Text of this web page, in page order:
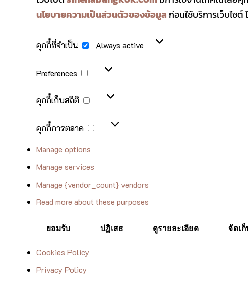
นโยบายความเป็นส่วนตัวของข้อมูลก่อนใช้บริการเว็บไซ
คุกกี้ที่จำเป็น
ที่
Always active
Preferences
Preferences
คุกกี้เก็บสถิติ
คุกกี้
คุกกี้การตลาด
คุกกี้
Manage options
Manage services
Manage {vendor_count} vendors
Read more about these purposes
ยอมรับ ปฏิเสธ ดูรายละเอียด จัดเ
Cookies Policy
Privacy Policy